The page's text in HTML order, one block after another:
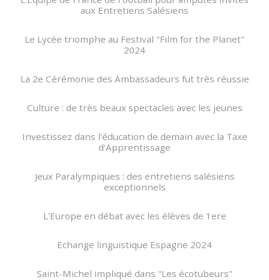
aux Entretiens Salésiens
Le Lycée triomphe au Festival "Film for the Planet"
2024
La 2e Cérémonie des Ambassadeurs fut très réussie
Culture : de très beaux spectacles avec les jeunes
Investissez dans l'éducation de demain avec la Taxe
d'Apprentissage
Jeux Paralympiques : des entretiens salésiens
exceptionnels
L'Europe en débat avec les élèves de 1ere
Echange linguistique Espagne 2024
Saint-Michel impliqué dans "Les écotubeurs"